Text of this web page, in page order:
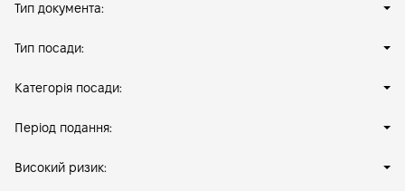
Тип документа:
Тип посади:
Категорія посади:
Період подання:
Високий ризик: